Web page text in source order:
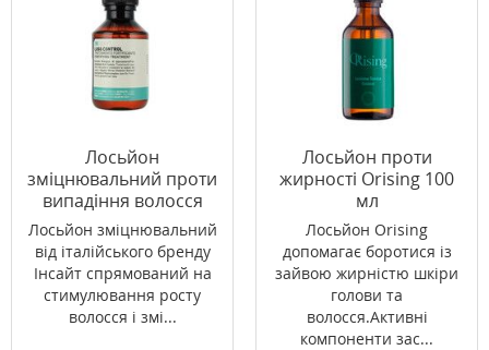
Лосьйон
зміцнювальний проти
випадіння волосся
Інсайт / Insight 100 мл
Лосьйон зміцнювальний
від італійського бренду
Інсайт спрямований на
стимулювання росту
волосся і змі...
Лосьйон проти
жирності Orising 100
мл
Лосьйон Orising
допомагає боротися із
зайвою жирністю шкіри
голови та
волосся.Активні
компоненти зас...